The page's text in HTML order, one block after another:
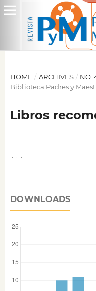
HOME / ARCHIVES / NO.
Biblioteca Padres y
Libros
DOWNLOADS